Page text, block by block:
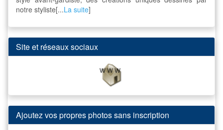
notre styliste[...La suite]
Site et réseaux sociaux
Ajoutez vos propres photos sans inscription